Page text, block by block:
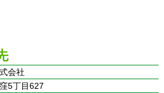
会社
5丁目627